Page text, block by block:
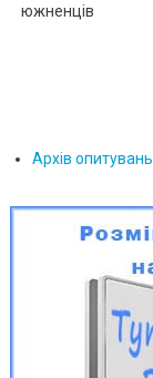
южненців
Архів опитувань